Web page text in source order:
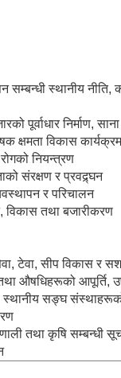
स्थानीय नीति,
पूर्वाधार निर्माण,
क्षमता विकास
नियन्त्रण
संरक्षण र प्रवद्र्घन
र परिचालन
विकास तथा बजारीकरण
टेवा, सीप विकास र
औषधिहरूको आपूर्ति,
सङ्घ
तथा कृषि सम्बन्धी